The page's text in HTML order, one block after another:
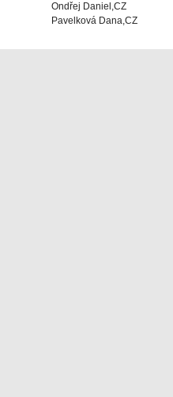
Ondřej Daniel,CZ
Pavelková Dana,CZ